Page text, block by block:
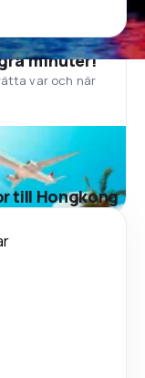
minuter!
var och när
till Hongkong